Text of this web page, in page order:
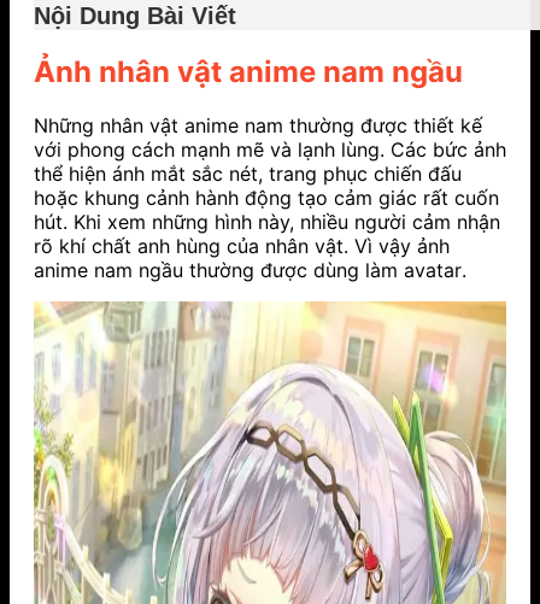
Nội Dung Bài Viết
Ảnh nhân vật anime nam ngầu
Những nhân vật anime nam thường được thiết kế
với phong cách mạnh mẽ và lạnh lùng. Các bức ảnh
thể hiện ánh mắt sắc nét, trang phục chiến đấu
hoặc khung cảnh hành động tạo cảm giác rất cuốn
hút. Khi xem những hình này, nhiều người cảm nhận
rõ khí chất anh hùng của nhân vật. Vì vậy ảnh
anime nam ngầu thường được dùng làm avatar.